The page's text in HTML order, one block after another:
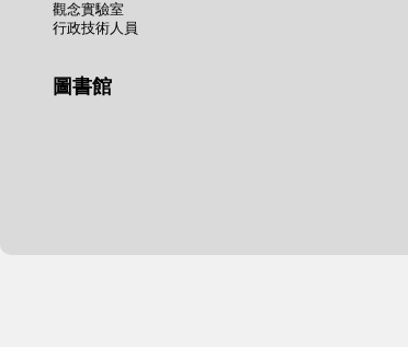
觀念實驗室
行政技術人員
圖書館